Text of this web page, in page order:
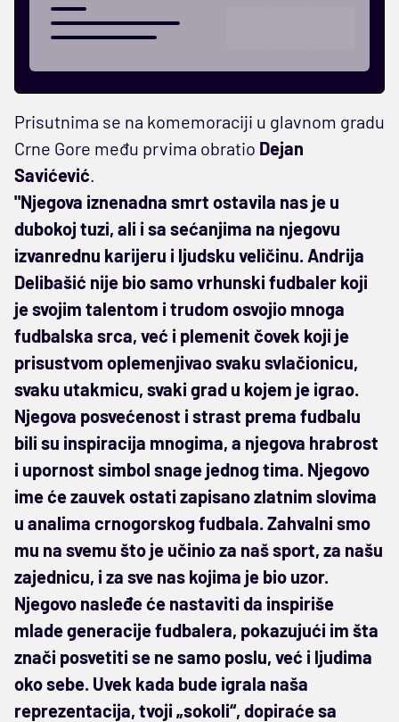
Prisutnima se na komemoraciji u glavnom gradu
Crne Gore među prvima obratio Dejan
Savićević.
"Njegova iznenadna smrt ostavila nas je u
dubokoj tuzi, ali i sa sećanjima na njegovu
izvanrednu karijeru i ljudsku veličinu. Andrija
Delibašić nije bio samo vrhunski fudbaler koji
je svojim talentom i trudom osvojio mnoga
fudbalska srca, već i plemenit čovek koji je
prisustvom oplemenjivao svaku svlačionicu,
svaku utakmicu, svaki grad u kojem je igrao.
Njegova posvećenost i strast prema fudbalu
bili su inspiracija mnogima, a njegova hrabrost
i upornost simbol snage jednog tima. Njegovo
ime će zauvek ostati zapisano zlatnim slovima
u analima crnogorskog fudbala. Zahvalni smo
mu na svemu što je učinio za naš sport, za našu
zajednicu, i za sve nas kojima je bio uzor.
Njegovo nasleđe će nastaviti da inspiriše
mlade generacije fudbalera, pokazujući im šta
znači posvetiti se ne samo poslu, već i ljudima
oko sebe. Uvek kada bude igrala naša
reprezentacija, tvoji „sokoli“, dopiraće sa